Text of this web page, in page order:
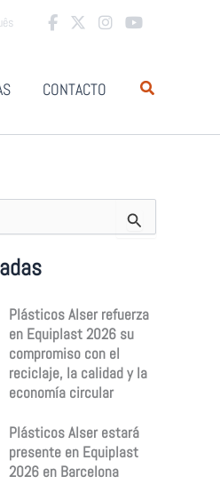
CONTACTO
Plásticos Alser refuerza
en Equiplast 2026 su
compromiso con el
reciclaje, la calidad y la
economía circular
Plásticos Alser estará
presente en Equiplast
2026 en Barcelona